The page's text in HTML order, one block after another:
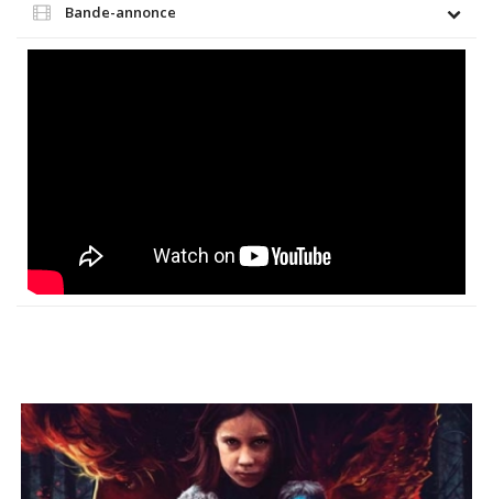
Bande-annonce